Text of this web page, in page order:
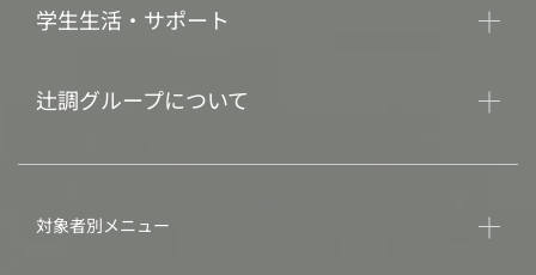
学生生活・サポート
辻調グループについて
対象者別メニュー